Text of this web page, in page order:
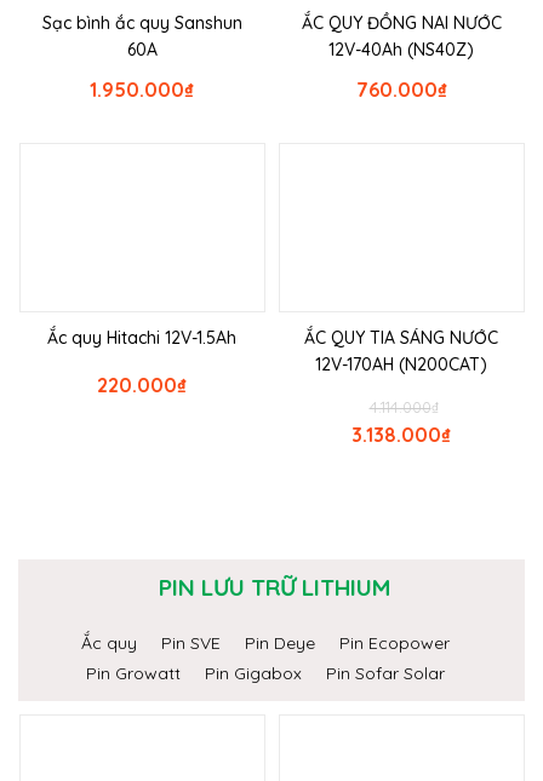
Sạc bình ắc quy Sanshun
60A
₫
1.950.000
ẮC QUY ĐỒNG NAI NƯỚC
12V-40Ah (NS40Z)
₫
760.000
Ắc quy Hitachi 12V-1.5Ah
₫
220.000
ẮC QUY TIA SÁNG NƯỚC
12V-170AH (N200CAT)
₫
4.114.000
₫
3.138.000
PIN LƯU TRỮ LITHIUM
Ắc quy Pin SVE Pin Deye
Pin Ecopower
Pin Growatt
Pin Gigabox Pin Sofar Solar